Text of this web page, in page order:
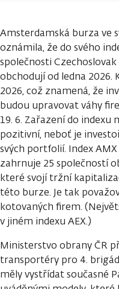
Amsterdamská burza ve
oznámila, že do svého
společnosti
obchodují od ledna 2026.
2026, což znamená, že
budou upravovat váhy
19. 6. Zařazení do
pozitivní, neboť je
svých portfolií. Index
zahrnuje 25 společností
které svojí tržní
této burze. Je tak
kotovaných firem.
v jiném indexu AEX.)
Ministerstvo obrany ČR
transportéry pro 4.
měly vystřídat současné